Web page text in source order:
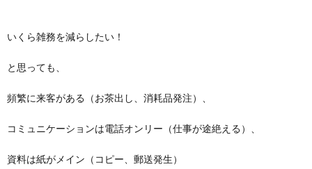
いくら雑務を減らしたい！
と思っても、
頻繁に来客がある（お茶出し、消耗品発注）、
コミュニケーションは電話オンリー（仕事が途絶える）、
資料は紙がメイン（コピー、郵送発生）